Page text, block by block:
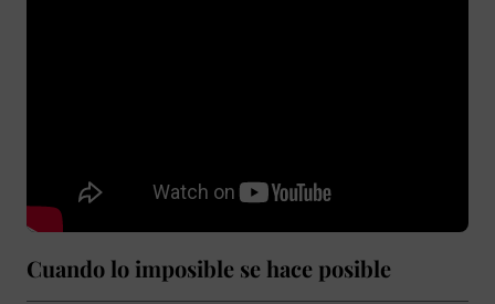
Cuando lo imposible se hace posible